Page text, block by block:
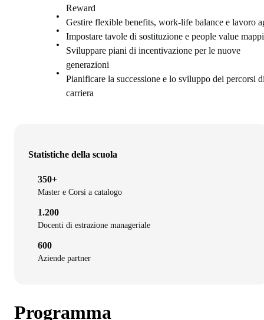
Reward
Gestire flexible benefits, work-life balance e lavoro
Impostare tavole di sostituzione e people value
Sviluppare piani di incentivazione per le nuove
generazioni
Pianificare la successione e lo sviluppo dei percorsi
carriera
Statistiche della scuola
350+
Master e Corsi a catalogo
1.200
Docenti di estrazione manageriale
600
Aziende partner
Programma